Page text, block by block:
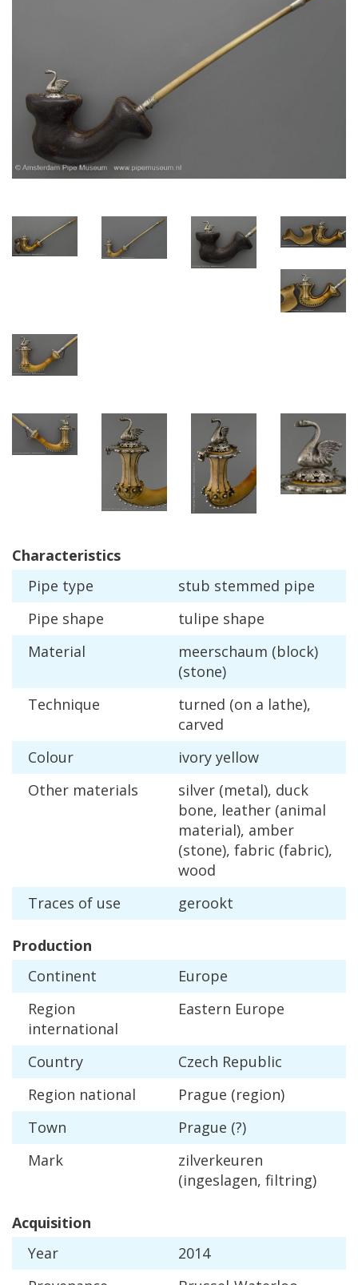
Characteristics
Pipe type stub stemmed pipe
Pipe shape tulipe shape
Material
meerschaum (block)
(stone)
Technique
turned (on a lathe),
carved
Colour
ivory yellow
Other materials silver (metal), duck
bone, leather (animal
material), amber
(stone), fabric (fabric),
wood
Traces of use gerookt
Production
Continent
Europe
Region
international
Eastern Europe
Country Czech Republic
Region national Prague (region)
Town
Prague (?)
Mark
zilverkeuren
(ingeslagen, filtring)
Acquisition
Year
2014